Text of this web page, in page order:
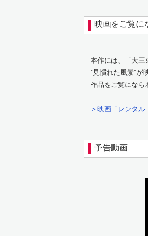
映画をご覧に
本作には、「大三
”見慣れた風景”が
作品をご覧になら
＞映画「レンタ
予告動画